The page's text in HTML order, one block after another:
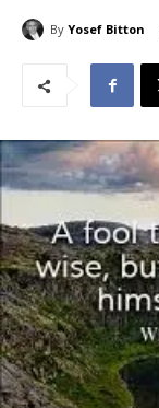
By Yosef Bitton